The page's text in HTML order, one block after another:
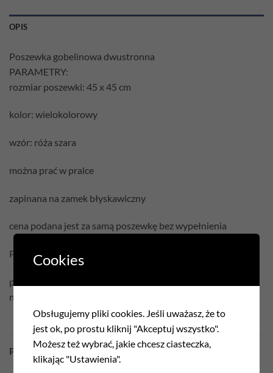
OPIS
Poszewka gobelinowa dwustronna
PARAMETRY:
rozmiar poszewki: 45 x 45 cm
kolor: wielokolorowy
wzór: róża szara
można prać w pralce
zapinana na zamek błyskawiczny
cena podana jest za samą poszewkę bez wypełnienia
Pielęgnacja:
prać w temperaturze 30°C
nie czyścić chemicznie
PODOBNE PRODUKTY
Cookies
Obsługujemy pliki cookies. Jeśli uważasz, że to
jest ok, po prostu kliknij "Akceptuj wszystko".
Możesz też wybrać, jakie chcesz ciasteczka,
klikając "Ustawienia".